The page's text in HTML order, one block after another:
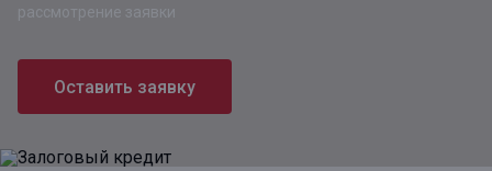
Оставить заявку
рассмотрение заявки